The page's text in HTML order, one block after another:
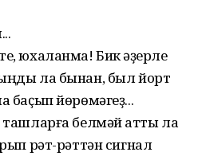
юхаланма! Бик ҡәҙерле
ла бынан, был йорт
баҫып йөрөмәгеҙ...
белмәй ҡатты ла
рәт-рәттән сигнал